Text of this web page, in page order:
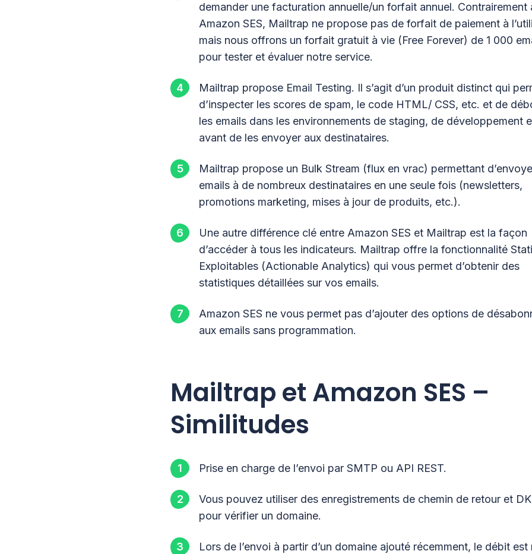
demander une facturation annuelle/un forfait annuel. Contrairement
Amazon SES, Mailtrap ne propose pas de forfait de paiement à
mais nous offrons un forfait gratuit à vie (Free Forever) de 1 000
pour tester et évaluer notre service.
Mailtrap propose Email Testing. Il s’agit d’un produit distinct qui
d’inspecter les scores de spam, le code HTML/ CSS, etc. et de
les emails dans les environnements de staging, de développement
avant de les envoyer aux destinataires.
Mailtrap propose un Bulk Stream (flux en vrac) permettant
emails à de nombreux destinataires en une seule fois (newsletters,
promotions marketing, mises à jour de produits, etc.).
Une autre différence clé entre Amazon SES et Mailtrap est la façon
d’accéder à tous les indicateurs. Mailtrap offre la fonctionnalité
Exploitables (Actionable Analytics) qui vous permet d’obtenir des
statistiques détaillées sur vos emails.
Amazon SES ne vous permet pas d’ajouter des options de
aux emails sans programmation.
Mailtrap et Amazon SES –
Similitudes
Prise en charge de l’envoi par SMTP ou API REST.
Vous pouvez utiliser des enregistrements de chemin de retour et
pour vérifier un domaine.
Lors de l’envoi à partir d’un domaine ajouté récemment, le débit est